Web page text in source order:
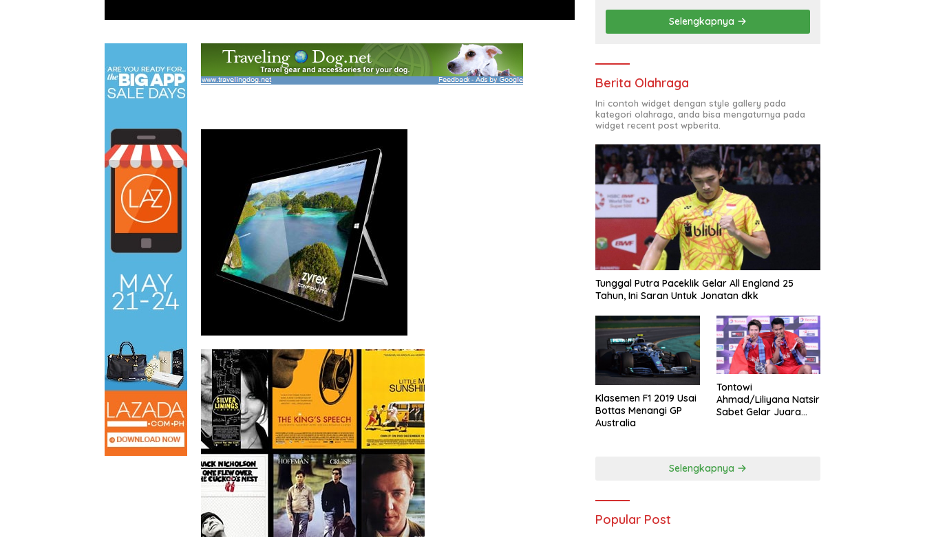
Selengkapnya
Berita Olahraga
Ini contoh widget dengan style gallery pada
kategori olahraga, anda bisa mengaturnya pada
widget recent post wpberita.
Tunggal Putra Paceklik Gelar All England 25
Tahun, Ini Saran Untuk Jonatan dkk
Klasemen F1 2019 Usai
Bottas Menangi GP
Australia
Tontowi
Ahmad/Liliyana Natsir
Sabet Gelar Juara
Selengkapnya
Popular Post